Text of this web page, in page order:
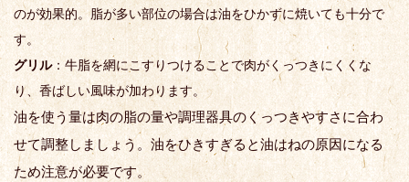
のが効果的。脂が多い部位の場合は油をひかずに焼いても十分で
す。
グリル：牛脂を網にこすりつけることで肉がくっつきにくくな
り、香ばしい風味が加わります。
油を使う量は肉の脂の量や調理器具のくっつきやすさに合わ
せて調整しましょう。油をひきすぎると油はねの原因になる
ため注意が必要です。